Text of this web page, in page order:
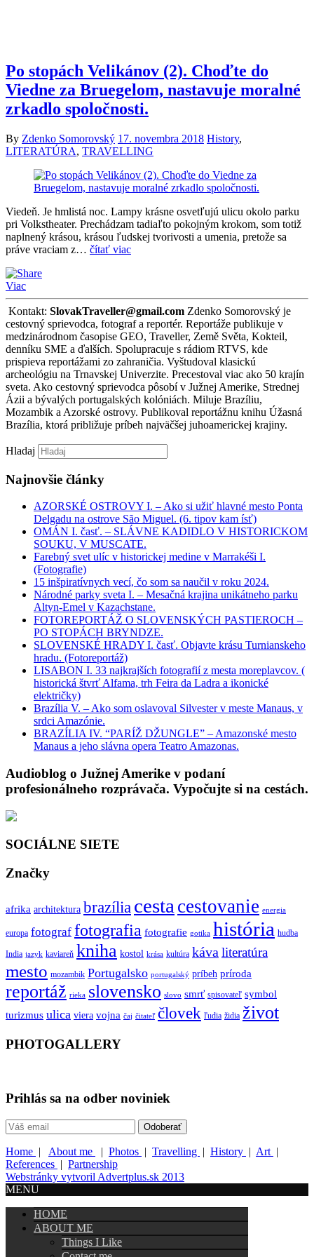
Po stopách Velikánov (2). Choďte do
Viedne za Bruegelom, nastavuje moralné
zrkadlo spoločnosti.
By Zdenko Somorovský 17. novembra 2018 History,
LITERATÚRA, TRAVELLING
Viedeň. Je hmlistá noc. Lampy krásne osvetľujú ulicu okolo parku
pri Volkstheater. Prechádzam tadiaľto pokojným krokom, som totiž
naplnený krásou, krásou ľudskej tvorivosti a umenia, pretože sa
práve vraciam z… čítať viac
Viac
Kontakt: SlovakTraveller@gmail.com Zdenko Somorovský je
cestovný sprievodca, fotograf a reportér. Reportáže publikuje v
medzinárodnom časopise GEO, Traveller, Země Světa, Kokteil,
denníku SME a ďalších. Spolupracuje s rádiom RTVS, kde
prispieva reportážami zo zahraničia. Vyštudoval klasickú
archeológiu na Trnavskej Univerzite. Precestoval viac ako 50 krajín
sveta. Ako cestovný sprievodca pôsobí v Južnej Amerike, Strednej
Ázii a bývalých portugalských kolóniách. Miluje Brazíliu,
Mozambik a Azorské ostrovy. Publikoval reportážnu knihu Úžasná
Brazília, ktorá približuje príbeh najväčšej juhoamerickej krajiny.
Hladaj
Najnovšie články
AZORSKÉ OSTROVY I. – Ako si užiť hlavné mesto Ponta
Delgadu na ostrove São Miguel. (6. tipov kam ísť)
OMÁN I. časť. – SLÁVNE KADIDLO V HISTORICKOM
SOUKU, V MUSCATE.
Farebný svet ulíc v historickej medine v Marrakéši I.
(Fotografie)
15 inšpiratívnych vecí, čo som sa naučil v roku 2024.
Národné parky sveta I. – Mesačná krajina unikátneho parku
Altyn-Emel v Kazachstane.
FOTOREPORTÁŽ O SLOVENSKÝCH PASTIEROCH –
PO STOPÁCH BRYNDZE.
SLOVENSKÉ HRADY I. časť. Objavte krásu Turnianskeho
hradu. (Fotoreportáž)
LISABON I. 33 najkrajších fotografií z mesta moreplavcov. (
historická štvrť Alfama, trh Feira da Ladra a ikonické
električky)
Brazília V. – Ako som oslavoval Silvester v meste Manaus, v
srdci Amazónie.
BRAZÍLIA IV. “PARÍŽ DŽUNGLE” – Amazonské mesto
Manaus a jeho slávna opera Teatro Amazonas.
Audioblog o Južnej Amerike v podaní
profesionálneho rozprávača. Vypočujte si na cestách.
SOCIÁLNE SIETE
Značky
afrika architektura brazília cesta cestovanie energia
europa fotograf fotografia fotografie gotika história hudba
India jazyk kaviareň kniha kostol krása kultúra káva literatúra
mesto mozambik Portugalsko portugalský príbeh príroda
reportáž rieka slovensko slovo smrť spisovateľ symbol
turizmus ulica viera vojna čaj čitateľ človek ľudia židia život
PHOTOGALLERY
Prihlás sa na odber noviniek
Home | About me | Photos | Travelling | History | Art |
References | Partnership
Webstránky vytvoril Advertplus.sk 2013
MENU
HOME
ABOUT ME
Things I Like